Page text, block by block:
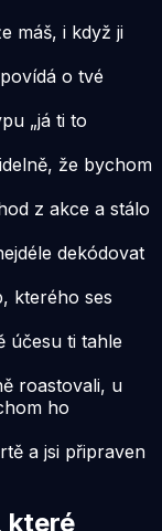
máš, i když ji
o tvé
„já ti to
že bychom
z akce a stálo
dekódovat
kterého ses
účesu ti tahle
roastovali, u
ho
a jsi připraven
které